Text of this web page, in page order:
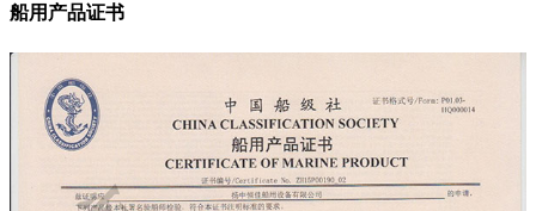
船用产品证书